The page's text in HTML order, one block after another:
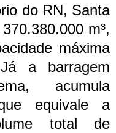
do RN, Santa
m³,
máxima
a barragem
acumula
equivale a
total de